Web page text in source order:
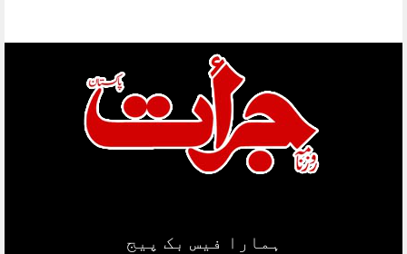
ہمارا فیس بک پیج